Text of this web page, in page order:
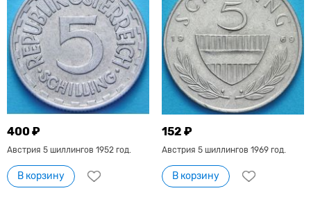
400 ₽
Австрия 5 шиллингов 1952 год.
В корзину
152 ₽
Австрия 5 шиллингов 1969 год.
В корзину